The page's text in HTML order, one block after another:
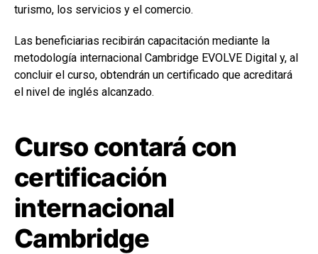
turismo, los servicios y el comercio.
Las beneficiarias recibirán capacitación mediante la
metodología internacional Cambridge EVOLVE Digital y, al
concluir el curso, obtendrán un certificado que acreditará
el nivel de inglés alcanzado.
Curso contará con
certificación
internacional
Cambridge